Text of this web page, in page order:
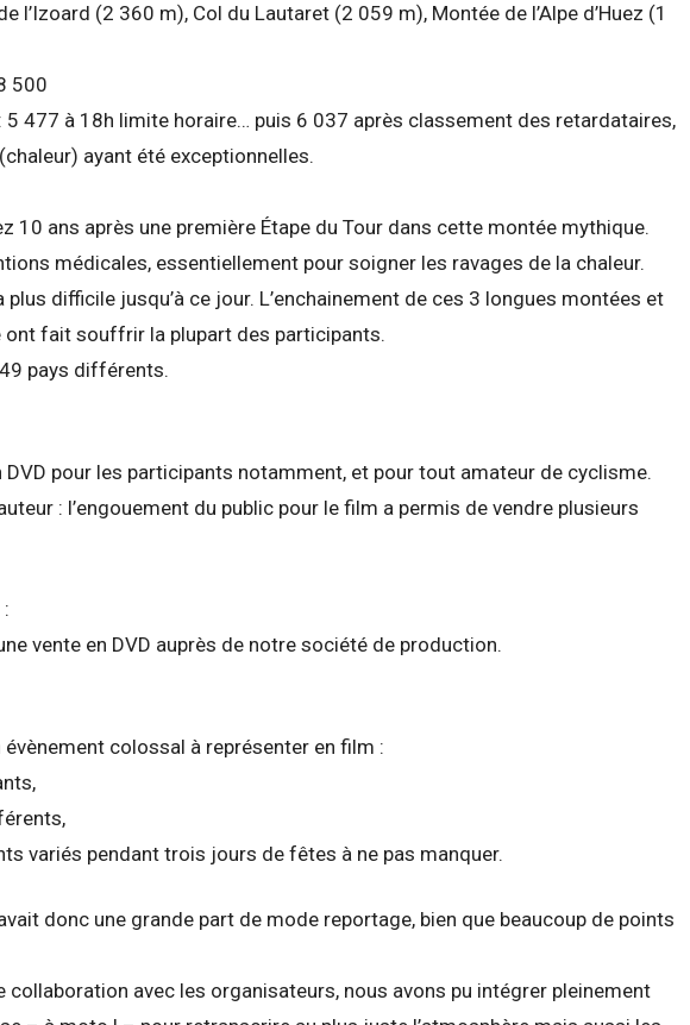
l’Izoard (2 360 m), Col du Lautaret (2 059 m), Montée de l’Alpe d’Huez (1
500
5 477 à 18h limite horaire… puis 6 037 après classement des retardataires,
ayant été exceptionnelles.
10 ans après une première Étape du Tour dans cette montée mythique.
médicales, essentiellement pour soigner les ravages de la chaleur.
plus difficile jusqu’à ce jour. L’enchainement de ces 3 longues montées et
ont fait souffrir la plupart des participants.
pays différents.
DVD pour les participants notamment, et pour tout amateur de cyclisme.
: l’engouement du public pour le film a permis de vendre plusieurs
vente en DVD auprès de notre société de production.
évènement colossal à représenter en film :
variés pendant trois jours de fêtes à ne pas manquer.
donc une grande part de mode reportage, bien que beaucoup de points
collaboration avec les organisateurs, nous avons pu intégrer pleinement